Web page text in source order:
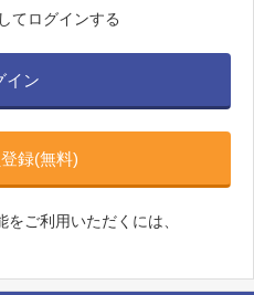
てログインする
イン
録(無料)
ご利用いただくには、